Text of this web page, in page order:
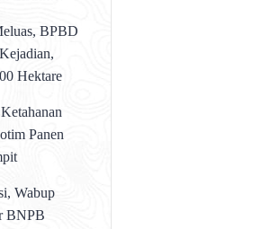
BPBD
Hektare
Panen
Wabup
BNPB